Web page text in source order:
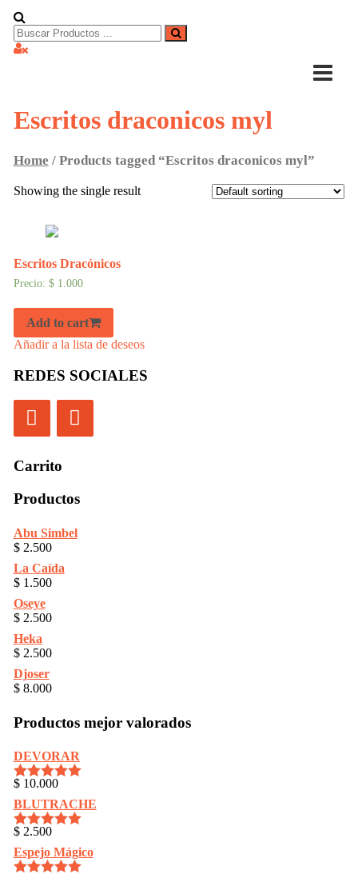
Buscar:
Escritos draconicos myl
Home / Products tagged “Escritos draconicos myl”
Showing the single result
Escritos Dracónicos
Precio: $1.000
Add to cart
Añadir a la lista de deseos
REDES SOCIALES
Carrito
Productos
Abu Simbel
$2.500
La Caída
$1.500
Oseye
$2.500
Heka
$2.500
Djoser
$8.000
Productos mejor valorados
DEVORAR
Rated5.00
out of 5
$10.000
BLUTRACHE
Rated5.00
out of 5
$2.500
Espejo Mágico